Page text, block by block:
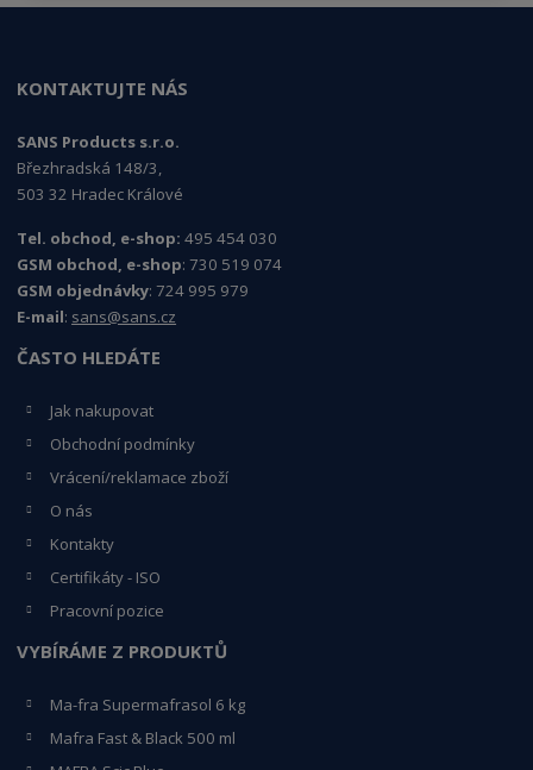
KONTAKTUJTE NÁS
SANS Products s.r.o.
Březhradská 148/3,
503 32 Hradec Králové
Tel. obchod, e-shop: 495 454 030
GSM obchod, e-shop: 730 519 074
GSM objednávky: 724 995 979
E-mail: sans@sans.cz
ČASTO HLEDÁTE
Jak nakupovat
Obchodní podmínky
Vrácení/reklamace zboží
O nás
Kontakty
Certifikáty - ISO
Pracovní pozice
VYBÍRÁME Z PRODUKTŮ
Ma-fra Supermafrasol 6 kg
Mafra Fast & Black 500 ml